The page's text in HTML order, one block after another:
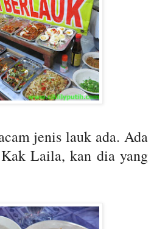
jenis lauk ada. Ada
Laila, kan dia yang